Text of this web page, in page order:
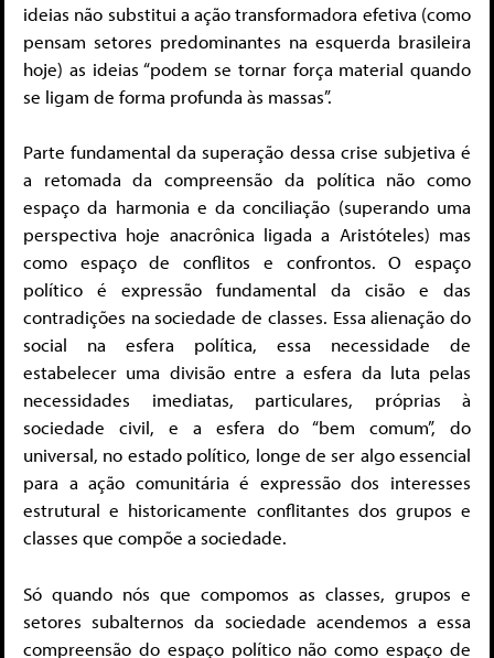
ideias não substitui a ação transformadora efetiva (como
pensam setores predominantes na esquerda brasileira
hoje) as ideias “podem se tornar força material quando
se ligam de forma profunda às massas”.
Parte fundamental da superação dessa crise subjetiva é
a retomada da compreensão da política não como
espaço da harmonia e da conciliação (superando uma
perspectiva hoje anacrônica ligada a Aristóteles) mas
como espaço de conflitos e confrontos. O espaço
político é expressão fundamental da cisão e das
contradições na sociedade de classes. Essa alienação do
social na esfera política, essa necessidade de
estabelecer uma divisão entre a esfera da luta pelas
necessidades imediatas, particulares, próprias à
sociedade civil, e a esfera do “bem comum”, do
universal, no estado político, longe de ser algo essencial
para a ação comunitária é expressão dos interesses
estrutural e historicamente conflitantes dos grupos e
classes que compõe a sociedade.
Só quando nós que compomos as classes, grupos e
setores subalternos da sociedade acendemos a essa
compreensão do espaço político não como espaço de